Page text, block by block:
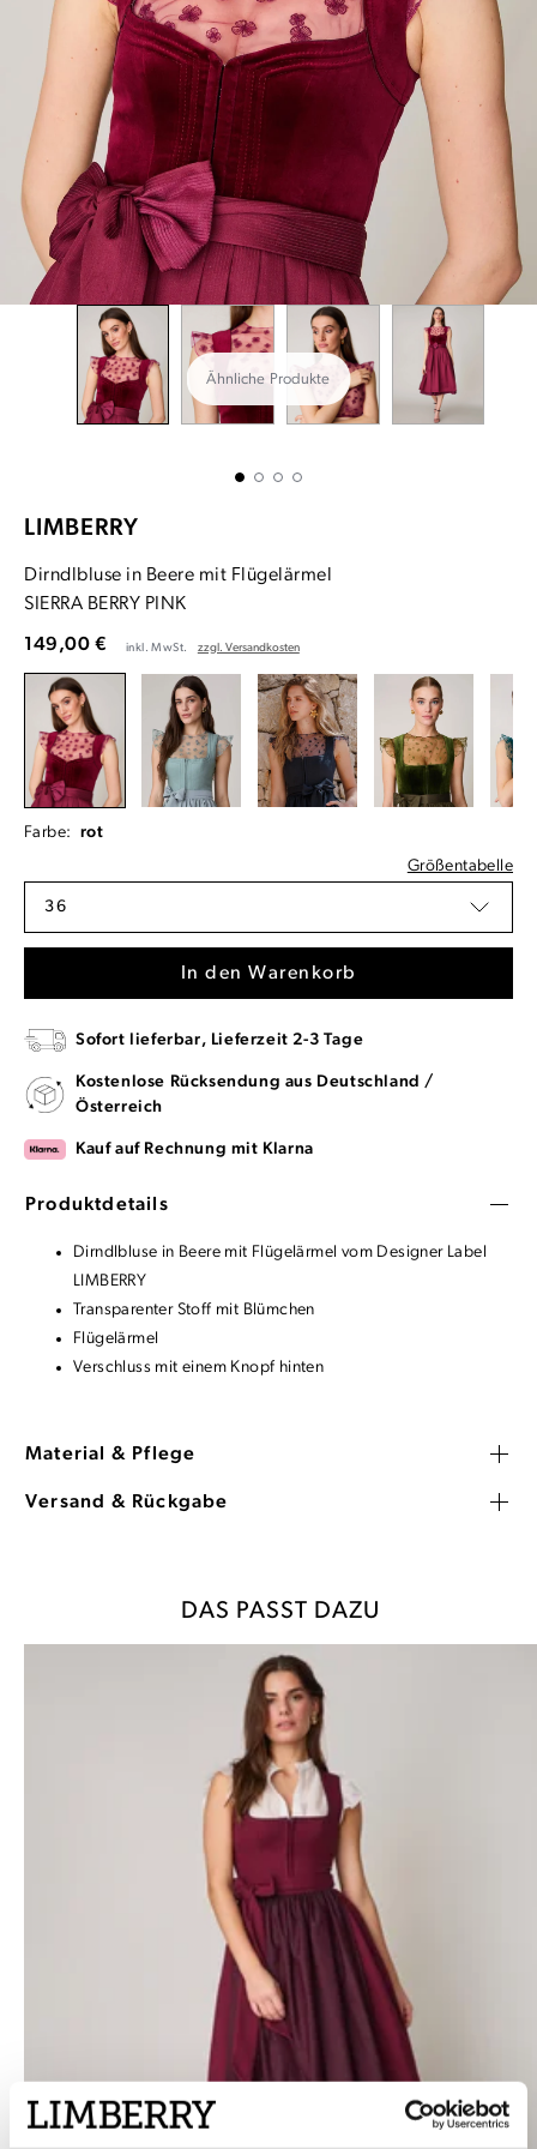
Ähnliche Produkte
LIMBERRY
Dirndlbluse in Beere mit Flügelärmel
SIERRA BERRY PINK
149,00 € inkl. MwSt. zzgl. Versandkosten
Farbe: rot
Größentabelle
36
In den Warenkorb
Sofort lieferbar, Lieferzeit 2-3 Tage
Kostenlose Rücksendung aus Deutschland /
Österreich
Kauf auf Rechnung mit Klarna
Produktdetails
Dirndlbluse in Beere mit Flügelärmel vom Designer Label
LIMBERRY
Transparenter Stoff mit Blümchen
Flügelärmel
Verschluss mit einem Knopf hinten
Material & Pflege
Versand & Rückgabe
DAS PASST DAZU